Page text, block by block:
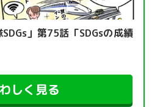
」第75話「SDGsの成績
しく見る